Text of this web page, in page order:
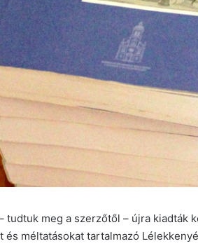
tudtuk meg a szerzőtől – újra kiadták
és méltatásokat tartalmazó